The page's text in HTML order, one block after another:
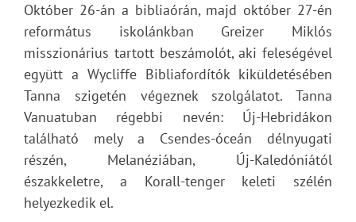
Október 26-án a bibliaórán, majd október 27-én
református iskolánkban Greizer Miklós
misszionárius tartott beszámolót, aki feleségével
együtt a Wycliffe Bibliafordítók kiküldetésében
Tanna szigetén végeznek szolgálatot. Tanna
Vanuatuban régebbi nevén: Új-Hebridákon
található mely a Csendes-óceán délnyugati
részén, Melanéziában, Új-Kaledóniától
északkeletre, a Korall-tenger keleti szélén
helyezkedik el.